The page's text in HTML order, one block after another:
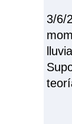
3/6/